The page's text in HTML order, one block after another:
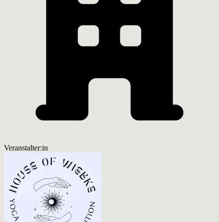
Veranstalter:in